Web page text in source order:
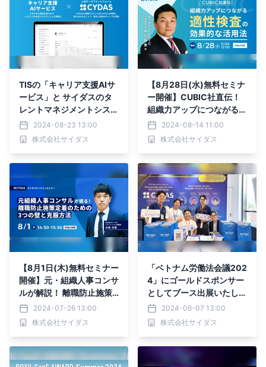
TISの「キャリア支援AIサ
ービス」と サイダスのタ
レントマネジメントシステ
ム「CYDAS」が連携開始
2024-08-23 13:00
株式会社サイダス
【8月28日(水)無料セミナ
ー開催】CUBIC社直伝！
組織力アップにつながる適
性検査の効果的な活用方法
とは？
2024-08-14 11:00
株式会社サイダス
【8月1日(木)無料セミナー
開催】元・組織人事コンサ
ルが解説！ 離職防止施策
の定着を妨げる3つの壁と
は？
2024-07-26 13:00
株式会社サイダス
「ベトナム労働法会議202
4」にゴールドスポンサー
としてブース出展いたしま
した2024-06-07 13:00
株式会社サイダス